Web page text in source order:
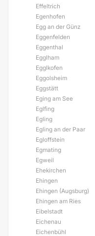
Effeltrich
Egenhofen
Egg an der Günz
Eggenfelden
Eggenthal
Egglham
Egglkofen
Eggolsheim
Eggstätt
Eging am See
Eglfing
Egling
Egling an der Paar
Egloffstein
Egmating
Egweil
Ehekirchen
Ehingen
Ehingen (Augsburg)
Ehingen am Ries
Eibelstadt
Eichenau
Eichenbühl